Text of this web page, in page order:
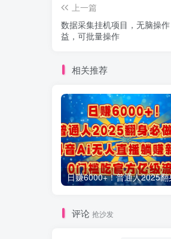
上一篇
数据采集挂机项目，无脑操
益，可批量操作
相关推荐
评论 抢沙发